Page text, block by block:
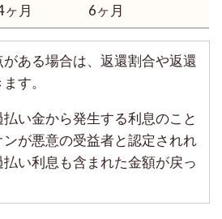
月 6ヶ月
ある場合は、返還割合や返還
す。
い金から発生する利息のこと
が悪意の受益者と認定されれ
い利息も含まれた金額が戻っ